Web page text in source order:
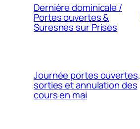
Dernière dominicale /
Portes ouvertes &
Suresnes sur Prises
Journée portes ouvertes,
sorties et annulation des
cours en mai